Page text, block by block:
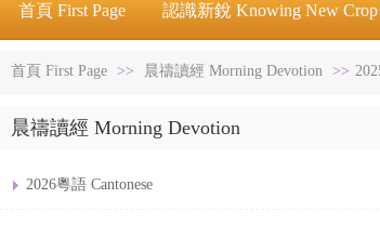
首頁 First Page 認識新銳 Knowing New Crop
首頁 First Page >> 晨禱讀經 Morning Devotion >>
晨禱讀經 Morning Devotion
2026粵語 Cantonese